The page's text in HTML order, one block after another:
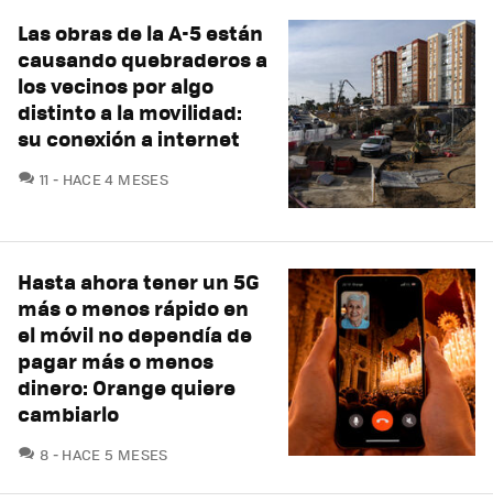
Las obras de la A-5 están
causando quebraderos a
los vecinos por algo
distinto a la movilidad:
su conexión a internet
11 COMENTARIOS
HACE 4 MESES
Hasta ahora tener un 5G
más o menos rápido en
el móvil no dependía de
pagar más o menos
dinero: Orange quiere
cambiarlo
8 COMENTARIOS
HACE 5 MESES